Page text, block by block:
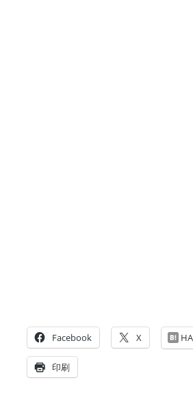
Facebook X
印刷